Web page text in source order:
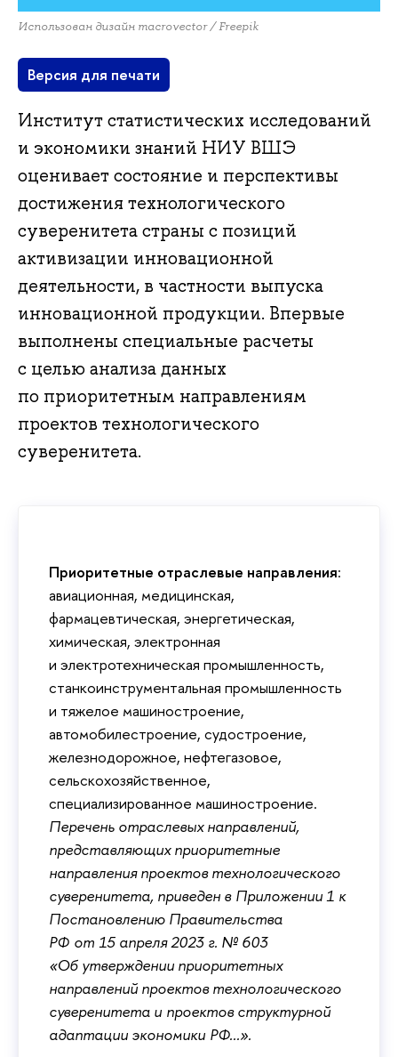
Использован дизайн macrovector / Freepik
Версия для печати
Институт статистических исследований
и экономики знаний НИУ ВШЭ
оценивает состояние и перспективы
достижения технологического
суверенитета страны с позиций
активизации инновационной
деятельности, в частности выпуска
инновационной продукции. Впервые
выполнены специальные расчеты
с целью анализа данных
по приоритетным направлениям
проектов технологического
суверенитета.
Приоритетные отраслевые направления:
авиационная, медицинская,
фармацевтическая, энергетическая,
химическая, электронная
и электротехническая промышленность,
станкоинструментальная промышленность
и тяжелое машиностроение,
автомобилестроение, судостроение,
железнодорожное, нефтегазовое,
сельскохозяйственное,
специализированное машиностроение.
Перечень отраслевых направлений,
представляющих приоритетные
направления проектов технологического
суверенитета, приведен в Приложении 1 к
Постановлению Правительства
РФ от 15 апреля 2023 г. № 603
«Об утверждении приоритетных
направлений проектов технологического
суверенитета и проектов структурной
адаптации экономики РФ...».